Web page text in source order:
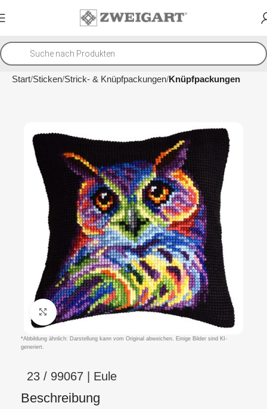
Start Sticken Strick- & Knüpfpackungen Knüpfpackungen
Klicken um zu vergrößern
*Abbildung ähnlich: Darstellung kann vom Original abweichen. Einige Bilder sind KI-
generiert.
23 / 99067 | Eule
Beschreibung